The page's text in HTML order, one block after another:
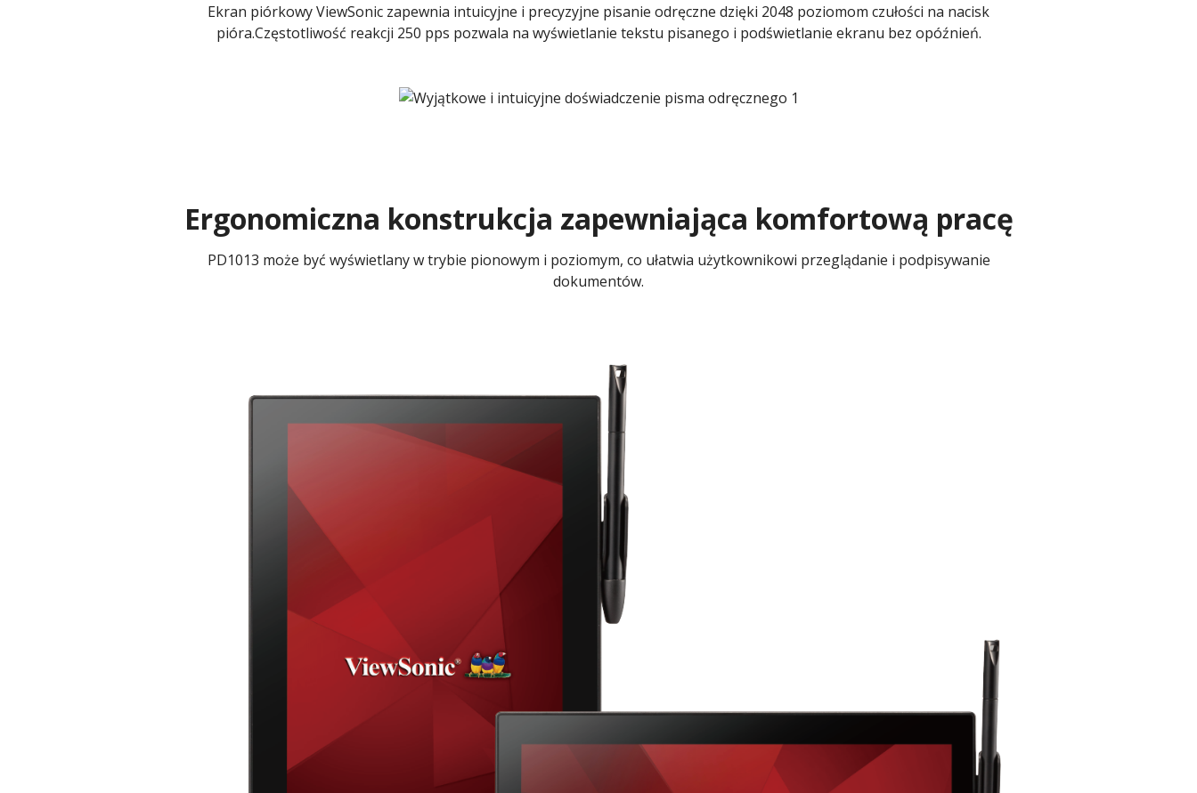
Ekran piórkowy ViewSonic zapewnia intuicyjne i precyzyjne pisanie odręczne dzięki 2048 poziomom czułości na nacisk
pióra.Częstotliwość reakcji 250 pps pozwala na wyświetlanie tekstu pisanego i podświetlanie ekranu bez opóźnień.
Ergonomiczna konstrukcja zapewniająca komfortową pracę
PD1013 może być wyświetlany w trybie pionowym i poziomym, co ułatwia użytkownikowi przeglądanie i podpisywanie
dokumentów.